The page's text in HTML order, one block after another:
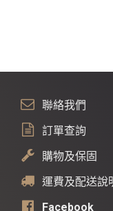
聯絡我們
訂單查詢
購物及保固
運費及配送說
Facebook